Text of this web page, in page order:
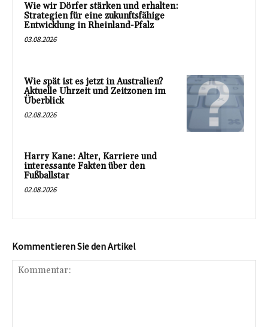
Wie wir Dörfer stärken und erhalten:
Strategien für eine zukunftsfähige
Entwicklung in Rheinland-Pfalz
03.08.2026
Wie spät ist es jetzt in Australien?
Aktuelle Uhrzeit und Zeitzonen im
Überblick
02.08.2026
Harry Kane: Alter, Karriere und
interessante Fakten über den
Fußballstar
02.08.2026
Kommentieren Sie den Artikel